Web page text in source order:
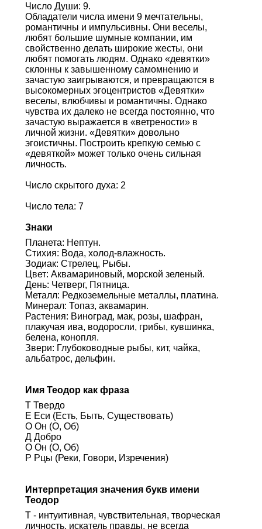
Число Души: 9.
Обладатели числа имени 9 мечтательны,
романтичны и импульсивны. Они веселы,
любят большие шумные компании, им
свойственно делать широкие жесты, они
любят помогать людям. Однако «девятки»
склонны к завышенному самомнению и
зачастую заигрываются, и превращаются в
высокомерных эгоцентристов «Девятки»
веселы, влюбчивы и романтичны. Однако
чувства их далеко не всегда постоянно, что
зачастую выражается в «ветрености» в
личной жизни. «Девятки» довольно
эгоистичны. Построить крепкую семью с
«девяткой» может только очень сильная
личность.
Число скрытого духа: 2
Число тела: 7
Знаки
Планета: Нептун.
Стихия: Вода, холод-влажность.
Зодиак: Стрелец, Рыбы.
Цвет: Аквамариновый, морской зеленый.
День: Четверг, Пятница.
Металл: Редкоземельные металлы, платина.
Минерал: Топаз, аквамарин.
Растения: Виноград, мак, розы, шафран,
плакучая ива, водоросли, грибы, кувшинка,
белена, конопля.
Звери: Глубоководные рыбы, кит, чайка,
альбатрос, дельфин.
Имя Теодор как фраза
Т Твердо
Е Еси (Есть, Быть, Существовать)
О Он (О, Об)
Д Добро
О Он (О, Об)
Р Рцы (Реки, Говори, Изречения)
Интерпретация значения букв имени
Теодор
Т - интуитивная, чувствительная, творческая
личность, искатель правды, не всегда